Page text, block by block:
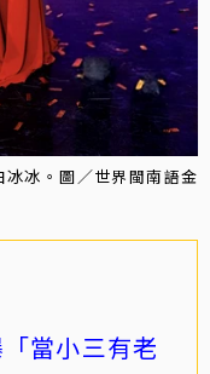
冰。圖／世界閩南語金
當小三有老